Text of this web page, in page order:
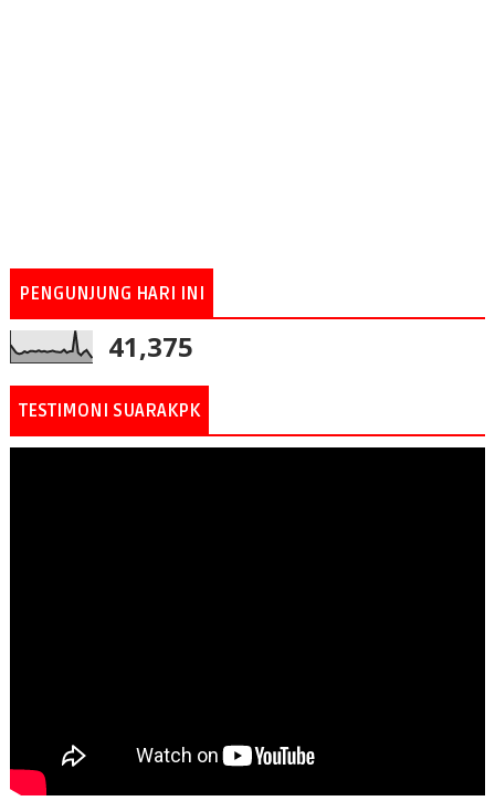
PENGUNJUNG HARI INI
41,375
TESTIMONI SUARAKPK